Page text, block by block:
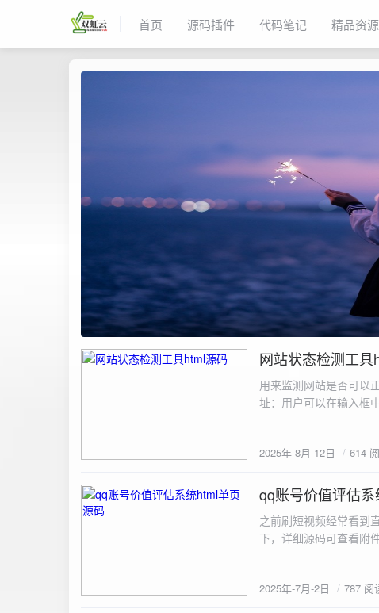
首页 源码插件 代码笔记 精品资源
2025-8-12
网站状态检测工具
用来监测网站是否可以
址：用户可以在输入框
同时也会从筛选下拉框
测功能： 设置监测间隔
停止监测：点击 “开始
隔时间循环检测。点击
行最多 3 次重试，若重
会显示所有或筛选后的
2025年-8月-12日 614
2025-7-2
qq账号价值评估
之前刷短视频经常看到
2025年-7月-2日 787 阅